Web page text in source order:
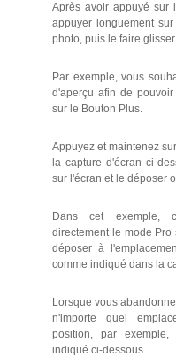
Après avoir appuyé sur
appuyer longuement
photo, puis le faire
Par exemple, vous
d'aperçu afin de
sur le Bouton Plus.
Appuyez et maintenez
la capture d'écran ci-
sur l'écran et le déposer
Dans cet exemple,
directement le mode
déposer à
comme indiqué dans la
Lorsque vous
n'importe quel
position, par
indiqué ci-dessous.